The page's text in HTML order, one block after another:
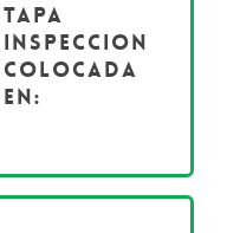
Tapa
inspeccion
colocada
en: